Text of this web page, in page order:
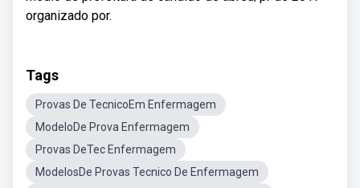
organizado por.
Tags
Provas De TecnicoEm Enfermagem
ModeloDe Prova Enfermagem
Provas DeTec Enfermagem
ModelosDe Provas Tecnico De Enfermagem